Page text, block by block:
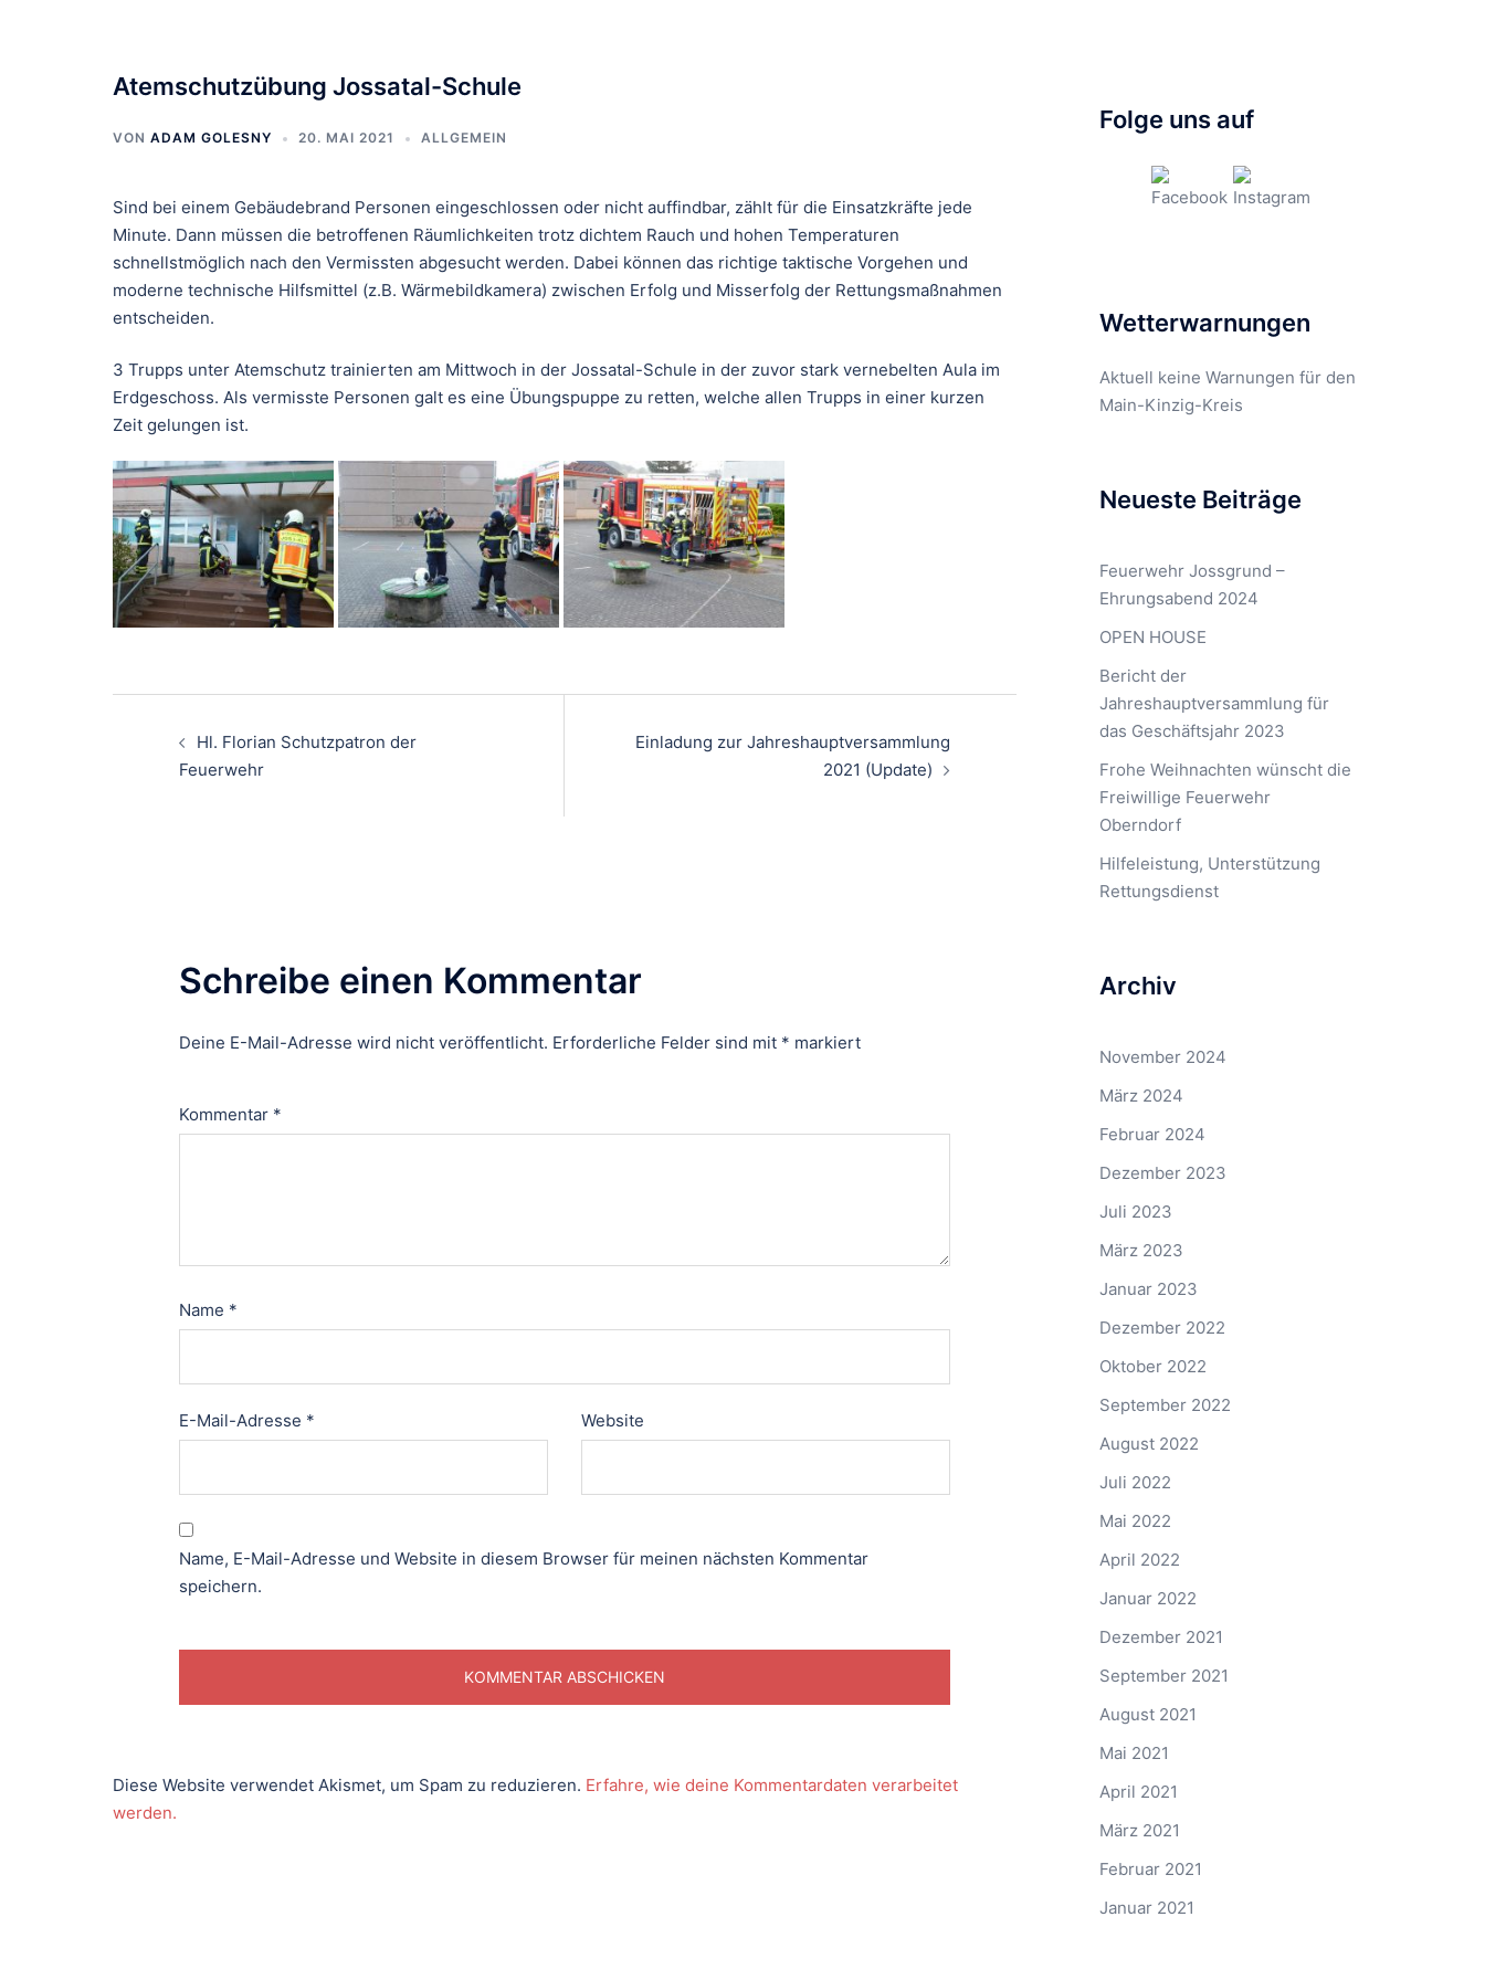
Atemschutzübung Jossatal-Schule
VON ADAM GOLESNY 20. MAI 2021 ALLGEMEIN
Sind bei einem Gebäudebrand Personen eingeschlossen oder nicht auffindbar, zählt für die Einsatzkräfte jede
Minute. Dann müssen die betroffenen Räumlichkeiten trotz dichtem Rauch und hohen Temperaturen
schnellstmöglich nach den Vermissten abgesucht werden. Dabei können das richtige taktische Vorgehen und
moderne technische Hilfsmittel (z.B. Wärmebildkamera) zwischen Erfolg und Misserfolg der Rettungsmaßnahmen
entscheiden.
3 Trupps unter Atemschutz trainierten am Mittwoch in der Jossatal-Schule in der zuvor stark vernebelten Aula im
Erdgeschoss. Als vermisste Personen galt es eine Übungspuppe zu retten, welche allen Trupps in einer kurzen
Zeit gelungen ist.
Beitragsnavigation
Hl. Florian Schutzpatron der
Feuerwehr
Einladung zur Jahreshauptversammlung
2021 (Update)
Schreibe einen Kommentar
Deine E-Mail-Adresse wird nicht veröffentlicht. Erforderliche Felder sind mit * markiert
Kommentar *
Name *
E-Mail-Adresse * Website
Name, E-Mail-Adresse und Website in diesem Browser für meinen nächsten Kommentar
speichern.
Diese Website verwendet Akismet, um Spam zu reduzieren. Erfahre, wie deine Kommentardaten verarbeitet
werden.
Folge uns auf
Wetterwarnungen
Aktuell keine Warnungen für den
Main-Kinzig-Kreis
Neueste Beiträge
Feuerwehr Jossgrund –
Ehrungsabend 2024
OPEN HOUSE
Bericht der
Jahreshauptversammlung für
das Geschäftsjahr 2023
Frohe Weihnachten wünscht die
Freiwillige Feuerwehr
Oberndorf
Hilfeleistung, Unterstützung
Rettungsdienst
Archiv
November 2024
März 2024
Februar 2024
Dezember 2023
Juli 2023
März 2023
Januar 2023
Dezember 2022
Oktober 2022
September 2022
August 2022
Juli 2022
Mai 2022
April 2022
Januar 2022
Dezember 2021
September 2021
August 2021
Mai 2021
April 2021
März 2021
Februar 2021
Januar 2021